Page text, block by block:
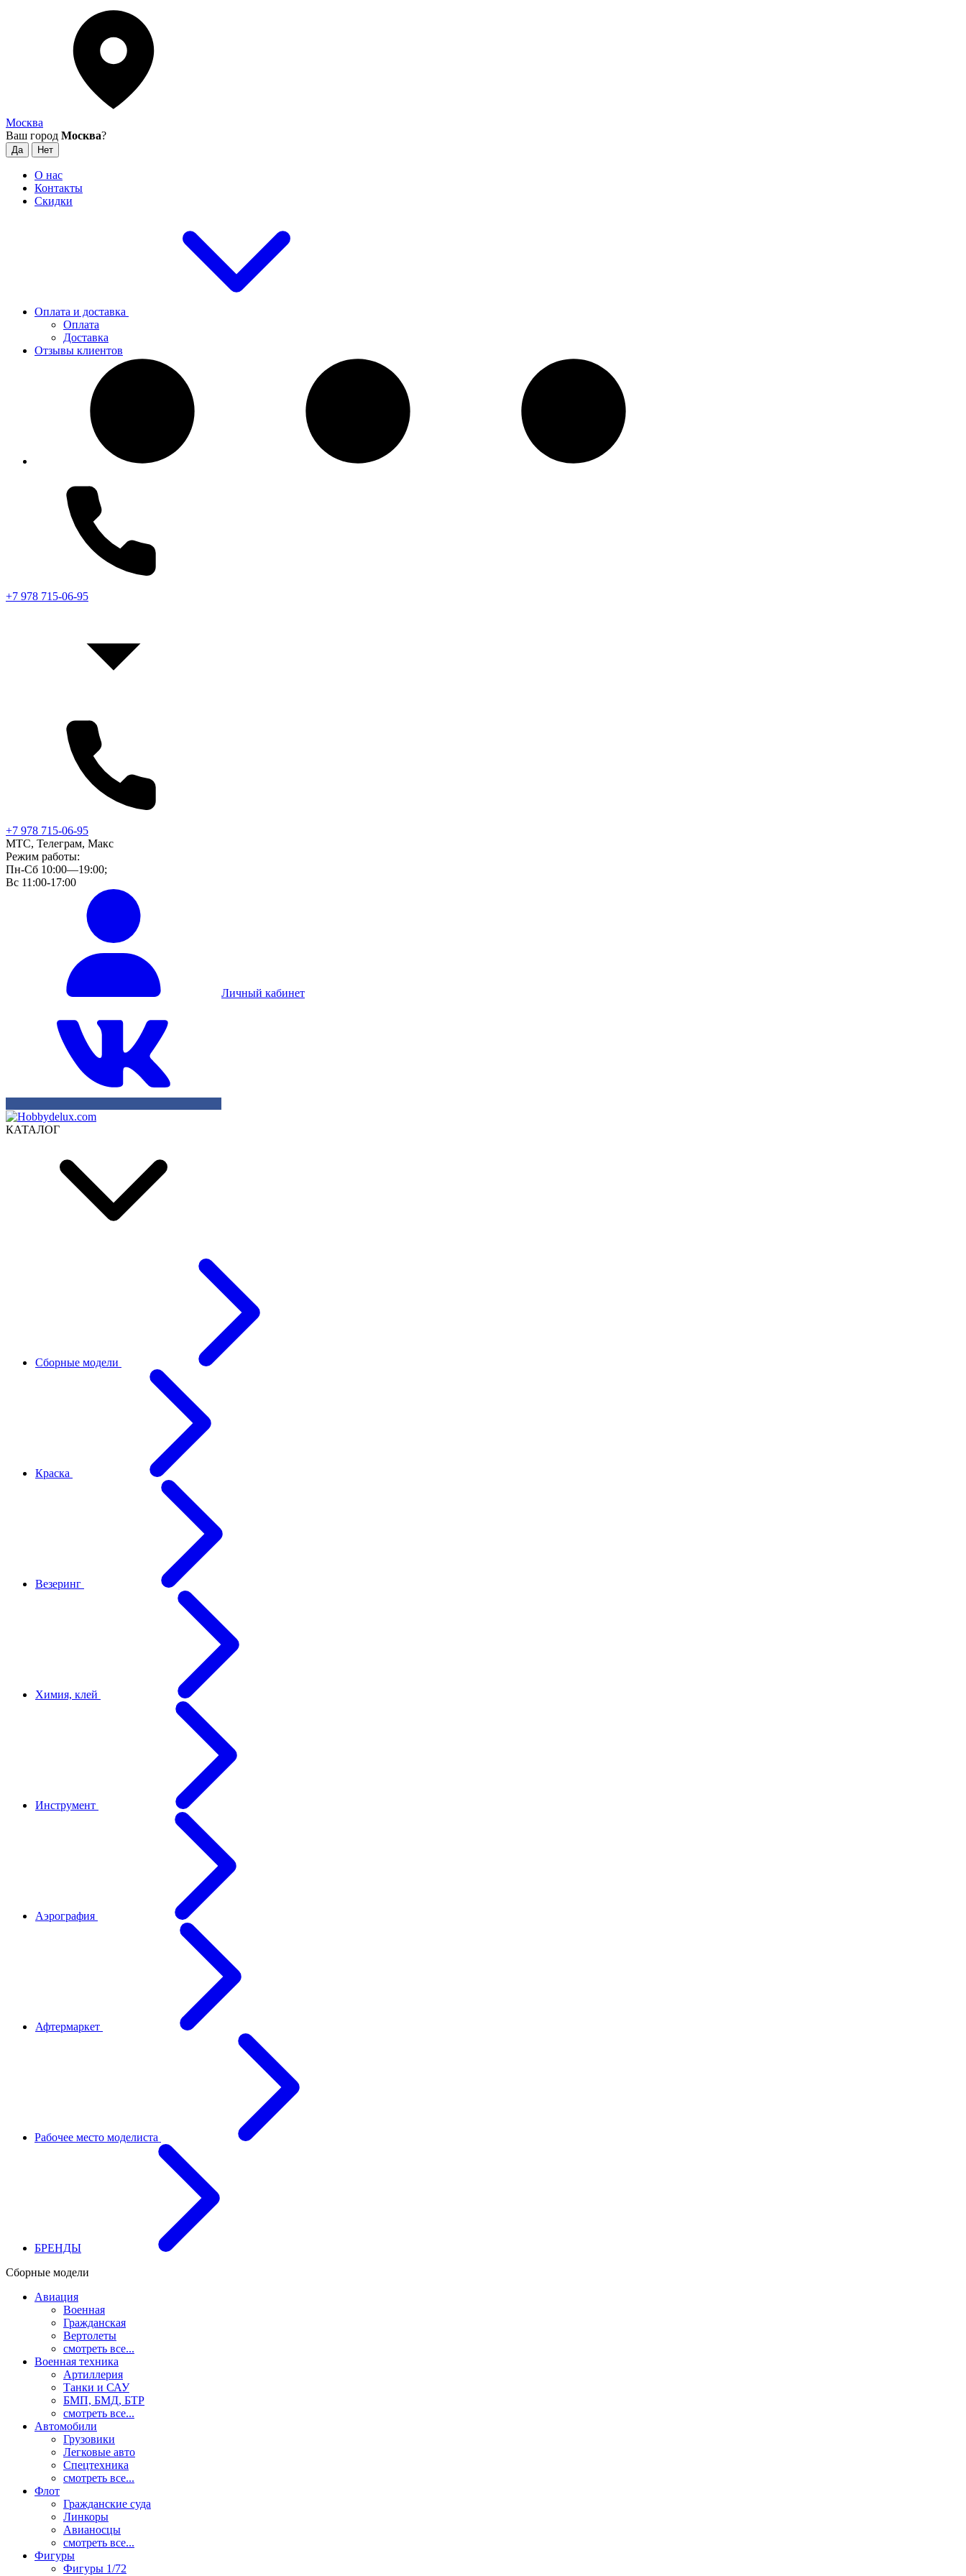
Москва
Ваш город Москва?
О нас
Контакты
Скидки
Оплата и доставка
Оплата
Доставка
Отзывы клиентов
+7 978 715-06-95
+7 978 715-06-95
МТС, Телеграм, Макс
Режим работы:
Пн-Сб 10:00—19:00;
Вс 11:00-17:00
Личный кабинет
КАТАЛОГ
Сборные модели
Краска
Везеринг
Химия, клей
Инструмент
Аэрография
Афтермаркет
Рабочее место моделиста
БРЕНДЫ
Сборные модели
Авиация
Военная
Гражданская
Вертолеты
смотреть все...
Военная техника
Артиллерия
Танки и САУ
БМП, БМД, БТР
смотреть все...
Автомобили
Грузовики
Легковые авто
Спецтехника
смотреть все...
Флот
Гражданские суда
Линкоры
Авианосцы
смотреть все...
Фигуры
Фигуры 1/72